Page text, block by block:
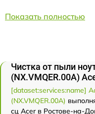
Показать полностью
Чистка от пыли
(NX.VMQER.00A)
[dataset:services:name]
(NX.VMQER.00A)
сц Acer в Ростове-на-